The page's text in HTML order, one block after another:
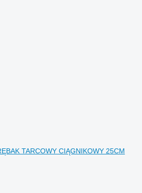
TARCOWY CIĄGNIKOWY 25CM